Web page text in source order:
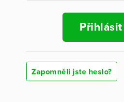
Zapomněli jste heslo?